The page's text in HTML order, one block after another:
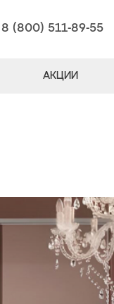
8 (800) 511-89-55
АКЦИИ